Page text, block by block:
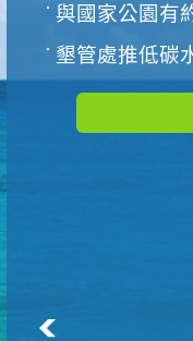
與國家公園有
墾管處推低碳水